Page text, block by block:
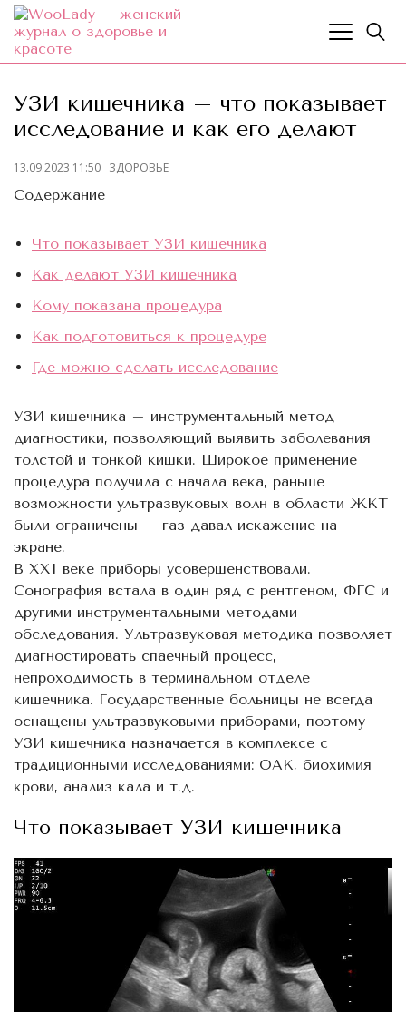
УЗИ кишечника – что показывает
исследование и как его делают
13.09.2023 11:50 ЗДОРОВЬЕ
Содержание
Что показывает УЗИ кишечника
Как делают УЗИ кишечника
Кому показана процедура
Как подготовиться к процедуре
Где можно сделать исследование
УЗИ кишечника – инструментальный метод
диагностики, позволяющий выявить заболевания
толстой и тонкой кишки. Широкое применение
процедура получила с начала века, раньше
возможности ультразвуковых волн в области ЖКТ
были ограничены – газ давал искажение на
экране.
В XXI веке приборы усовершенствовали.
Сонография встала в один ряд с рентгеном, ФГС и
другими инструментальными методами
обследования. Ультразвуковая методика позволяет
диагностировать спаечный процесс,
непроходимость в терминальном отделе
кишечника. Государственные больницы не всегда
оснащены ультразвуковыми приборами, поэтому
УЗИ кишечника назначается в комплексе с
традиционными исследованиями: ОАК, биохимия
крови, анализ кала и т.д.
Что показывает УЗИ кишечника